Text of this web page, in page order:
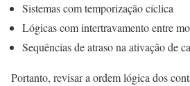
Sistemas com temporização cíclica
Lógicas com intertravamento entre
Sequências de atraso na ativação de
Portanto, revisar a ordem lógica dos